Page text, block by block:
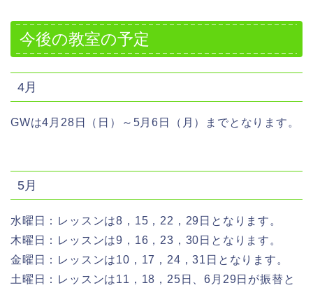
今後の教室の予定
4月
GWは4月28日（日）～5月6日（月）までとなります。
5月
水曜日：レッスンは8，15，22，29日となります。
木曜日：レッスンは9，16，23，30日となります。
金曜日：レッスンは10，17，24，31日となります。
土曜日：レッスンは11，18，25日、6月29日が振替と